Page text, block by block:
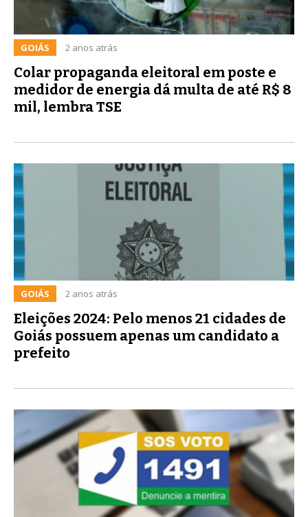
GOIÁS 2 anos atrás
Colar propaganda eleitoral em poste e
medidor de energia dá multa de até R$ 8
mil, lembra TSE
GOIÁS 2 anos atrás
Eleições 2024: Pelo menos 21 cidades de
Goiás possuem apenas um candidato a
prefeito